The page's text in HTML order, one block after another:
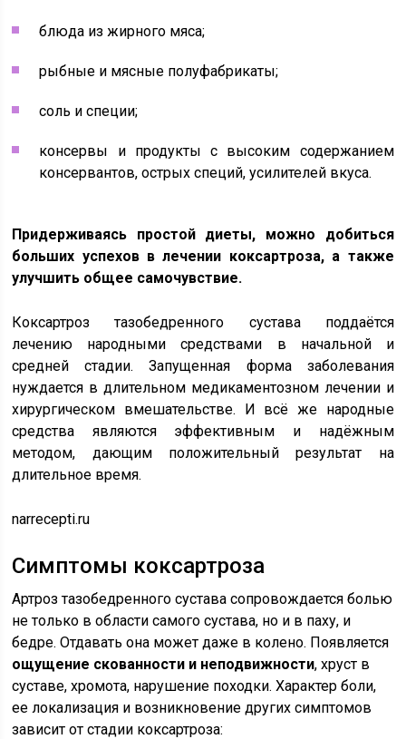
блюда из жирного мяса;
рыбные и мясные полуфабрикаты;
соль и специи;
консервы и продукты с высоким содержанием
консервантов, острых специй, усилителей вкуса.
Придерживаясь простой диеты, можно добиться
больших успехов в лечении коксартроза, а также
улучшить общее самочувствие.
Коксартроз тазобедренного сустава поддаётся
лечению народными средствами в начальной и
средней стадии. Запущенная форма заболевания
нуждается в длительном медикаментозном лечении и
хирургическом вмешательстве. И всё же народные
средства являются эффективным и надёжным
методом, дающим положительный результат на
длительное время.
narrecepti.ru
Симптомы коксартроза
Артроз тазобедренного сустава сопровождается болью
не только в области самого сустава, но и в паху, и
бедре. Отдавать она может даже в колено. Появляется
ощущение скованности и неподвижности, хруст в
суставе, хромота, нарушение походки. Характер боли,
ее локализация и возникновение других симптомов
зависит от стадии коксартроза: